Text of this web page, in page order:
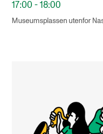
17:00 - 18:00
Museumsplassen utenfor